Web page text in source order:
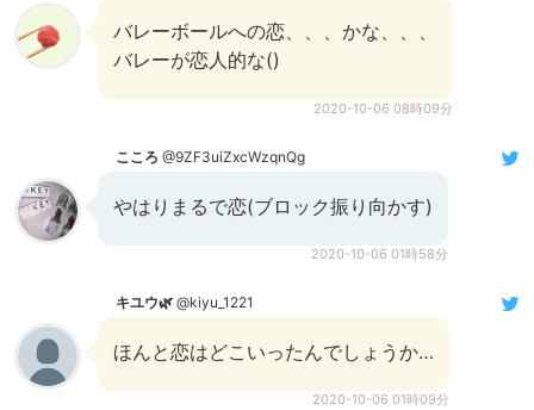
バレーボールへの恋、、、かな、、、
バレーが恋人的な()
2020-10-06 08時09分
こころ @9ZF3uiZxcWzqnQg
やはりまるで恋(ブロック振り向かす)
2020-10-06 01時58分
キユウ🌿 @kiyu_1221
ほんと恋はどこいったんでしょうか…
2020-10-06 01時09分